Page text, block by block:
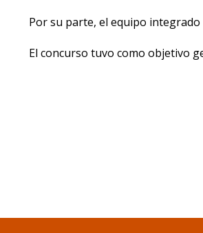
Por su parte, el equipo
El concurso tuvo como objetivo